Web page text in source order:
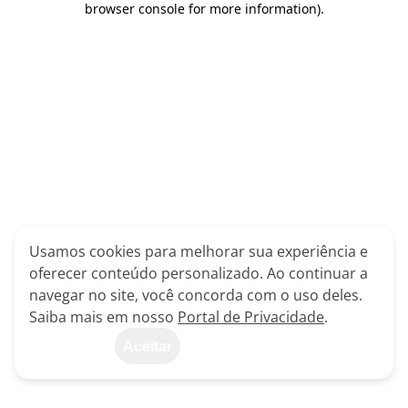
browser console for more information).
Usamos cookies para melhorar sua experiência e
oferecer conteúdo personalizado. Ao continuar a
navegar no site, você concorda com o uso deles.
Saiba mais em nosso Portal de Privacidade.